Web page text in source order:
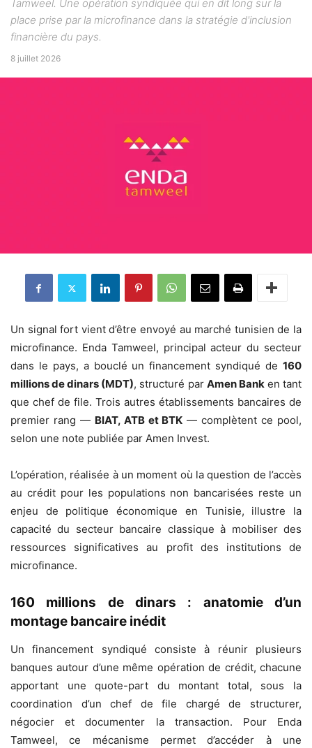
Tamweel. Une opération syndiquée qui en dit long sur la
place prise par la microfinance dans la stratégie d'inclusion
financière du pays.
8 juillet 2026
Un signal fort vient d’être envoyé au marché tunisien de la
microfinance. Enda Tamweel, principal acteur du secteur
dans le pays, a bouclé un financement syndiqué de 160
millions de dinars (MDT), structuré par Amen Banken tant
que chef de file. Trois autres établissements bancaires de
premier rang — BIAT, ATB et BTK — complètent ce pool,
selon une note publiée par Amen Invest.
L’opération, réalisée à un moment où la question de l’accès
au crédit pour les populations non bancarisées reste un
enjeu de politique économique en Tunisie, illustre la
capacité du secteur bancaire classique à mobiliser des
ressources significatives au profit des institutions de
microfinance.
160 millions de dinars : anatomie d’un
montage bancaire inédit
Un financement syndiqué consiste à réunir plusieurs
banques autour d’une même opération de crédit, chacune
apportant une quote-part du montant total, sous la
coordination d’un chef de file chargé de structurer,
négocier et documenter la transaction. Pour Enda
Tamweel, ce mécanisme permet d’accéder à une